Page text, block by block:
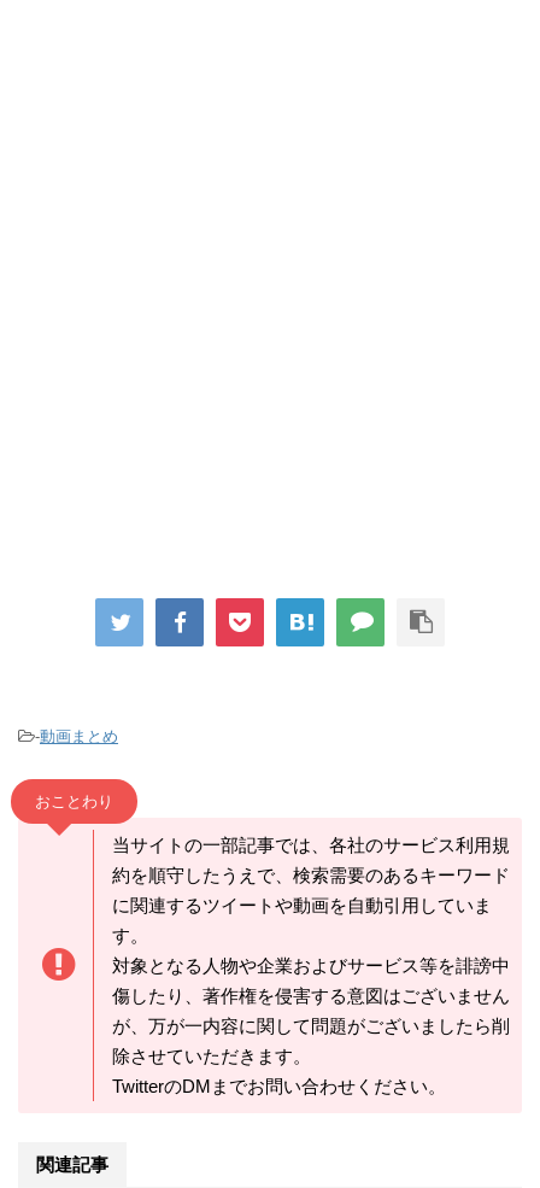
-動画まとめ
おことわり
当サイトの一部記事では、各社のサービス利用規
約を順守したうえで、検索需要のあるキーワード
に関連するツイートや動画を自動引用していま
す。
対象となる人物や企業およびサービス等を誹謗中
傷したり、著作権を侵害する意図はございません
が、万が一内容に関して問題がございましたら削
除させていただきます。
TwitterのDMまでお問い合わせください。
関連記事